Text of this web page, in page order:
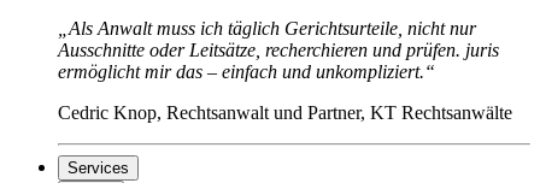
„Als Anwalt muss ich täglich Gerichtsurteile, nicht nur
Ausschnitte oder Leitsätze, recherchieren und prüfen. juris
ermöglicht mir das – einfach und unkompliziert.“
Cedric Knop, Rechtsanwalt und Partner, KT Rechtsanwälte
Services